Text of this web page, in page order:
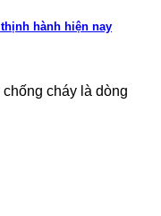
hành hiện nay
cháy là dòng